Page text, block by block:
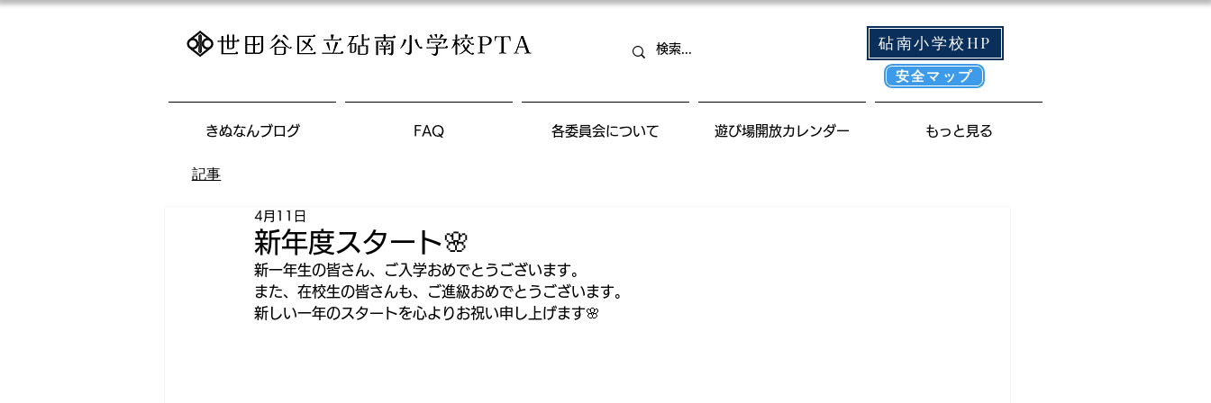
砧南小学校HP
安全マップ
きぬなんブログ FAQ 各委員会について 遊び場開放カレンダー もっと見る
新年度スタート🌸
4月11日
新一年生の皆さん、ご入学おめでとうございます。
また、在校生の皆さんも、ご進級おめでとうございます。
新しい一年のスタートを心よりお祝い申し上げます🌸
記事